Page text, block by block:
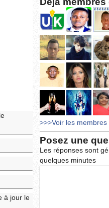
à jour le
>>>Voir les
Posez une
Les réponses sont
quelques minutes